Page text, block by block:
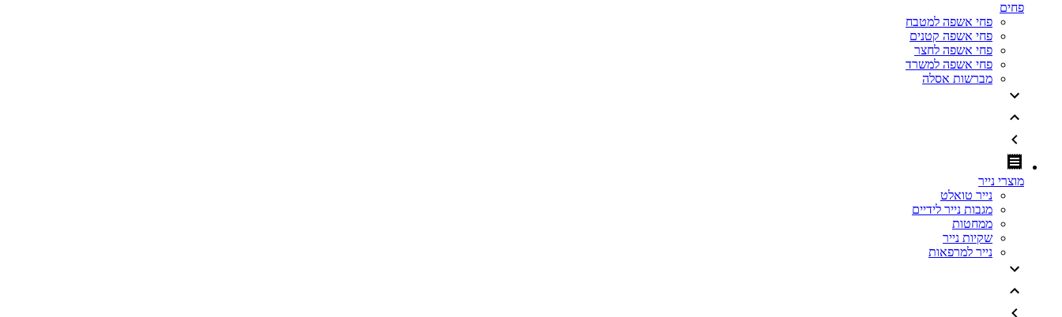
פחים
פחי אשפה למטבח
פחי אשפה קטנים
פחי אשפה לחצר
פחי אשפה למשרד
מברשות אסלה
מוצרי נייר
נייר טואלט
מגבות נייר לידיים
ממחטות
שקיות נייר
נייר למרפאות